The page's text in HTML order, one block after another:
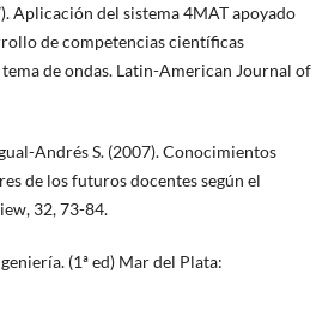
Aplicación del sistema 4MAT apoyado
de competencias científicas
de ondas. Latin-American Journal of
Andrés S. (2007). Conocimientos
de los futuros docentes según el
32, 73-84.
(1ª ed) Mar del Plata: